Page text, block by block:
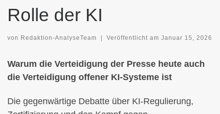
Rolle der KI
von Redaktion-AnalyseTeam | Veröffentlicht am Januar 15, 2026
Warum die Verteidigung der Presse heute auch
die Verteidigung offener KI-Systeme ist
Die gegenwärtige Debatte über KI-Regulierung,